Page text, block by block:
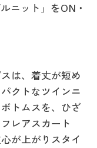
ニット」をON・
スは、着丈が短め
クトなツインニ
トムスを、ひざ
レアスカート
が上がりスタイ